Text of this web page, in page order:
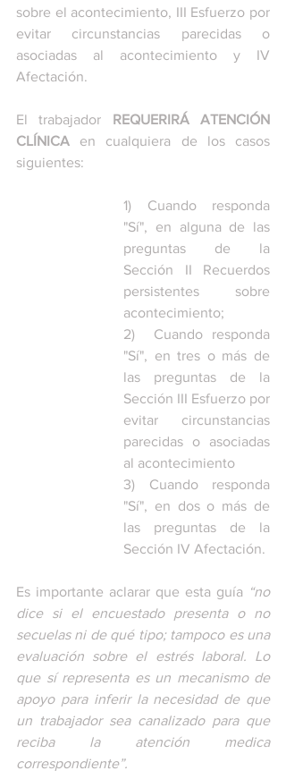
sobre el acontecimiento, III Esfuerzo por
evitar circunstancias parecidas o
asociadas al acontecimiento y IV
Afectación.
El trabajador REQUERIRÁ ATENCIÓN
CLÍNICA en cualquiera de los casos
siguientes:
1) Cuando responda
"Sí", en alguna de las
preguntas de la
Sección II Recuerdos
persistentes sobre
acontecimiento;
2)  Cuando responda
"Sí", en tres o más de
las preguntas de la
Sección III Esfuerzo por
evitar circunstancias
parecidas o asociadas
al acontecimiento
3) Cuando responda
"Sí", en dos o más de
las preguntas de la
Sección IV Afectación.
Es importante aclarar que esta guía “no
dice si el encuestado presenta o no
secuelas ni de qué tipo; tampoco es una
evaluación sobre el estrés laboral. Lo
que sí representa es un mecanismo de
apoyo para inferir la necesidad de que
un trabajador sea canalizado para que
reciba la atención medica
correspondiente”.